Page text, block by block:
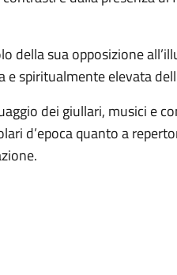
della sua opposizione
spiritualmente elevata
dei giullari, musici e
d’epoca quanto a